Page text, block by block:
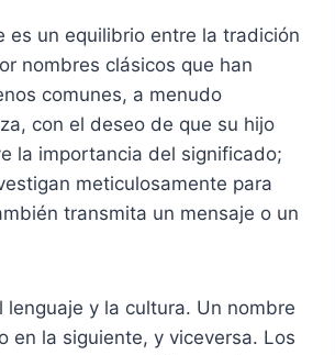
es un equilibrio entre la tradición
nombres clásicos que han
comunes, a menudo
con el deseo de que su hijo
la importancia del significado;
meticulosamente para
transmita un mensaje o un
y la cultura. Un nombre
en la siguiente, y viceversa. Los